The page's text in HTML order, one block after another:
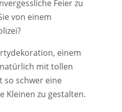
Feier zu
von einem
einem
mit tollen
so schwer eine
Kleinen zu gestalten.